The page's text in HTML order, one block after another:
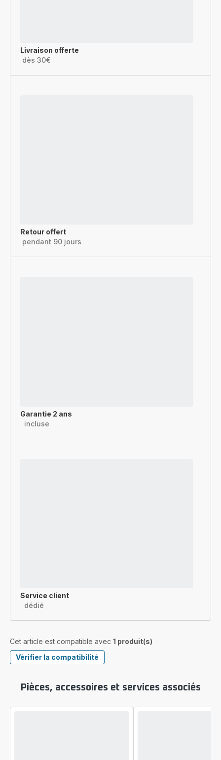
Livraison offerte
dès 30€
Retour offert
pendant 90 jours
Garantie 2 ans
incluse
Service client
dédié
Cet article est compatible avec 1 produit(s)
Vérifier la compatibilité
Pièces, accessoires et services associés